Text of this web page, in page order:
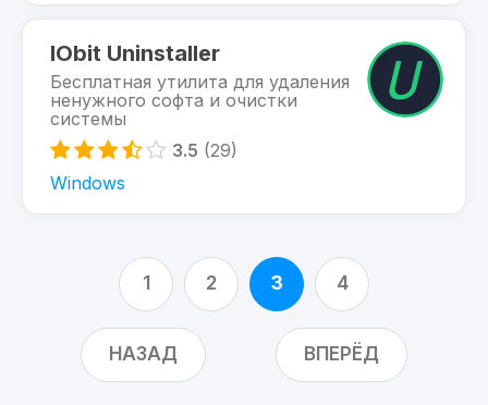
IObit Uninstaller
Бесплатная утилита для удаления
ненужного софта и очистки
системы
3.5 (29)
Windows
НАЗАД
1 2 3 4
ВПЕРЁД